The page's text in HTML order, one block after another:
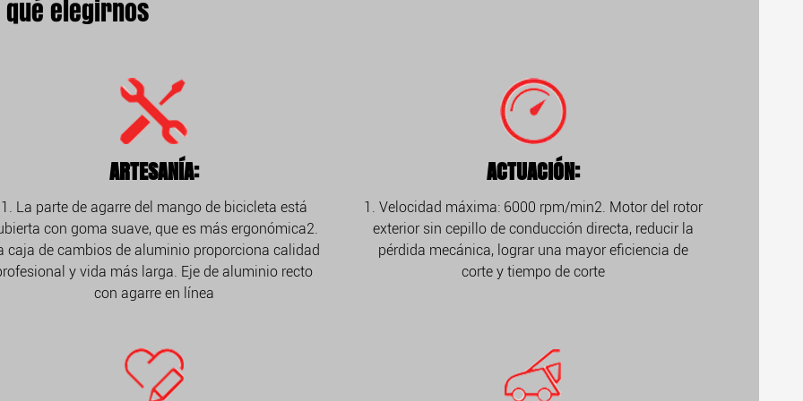
qué elegirnos
ARTESANÍA:
1. La parte de agarre del mango de bicicleta está
con goma suave, que es más ergonómica2.
caja de cambios de aluminio proporciona calidad
y vida más larga. Eje de aluminio recto
con agarre en línea
ACTUACIÓN:
1. Velocidad máxima: 6000 rpm/min2. Motor del rotor
exterior sin cepillo de conducción directa, reducir la
pérdida mecánica, lograr una mayor eficiencia de
corte y tiempo de corte